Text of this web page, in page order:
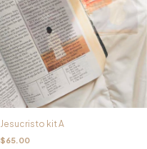
Jesucristo kit A
$65.00